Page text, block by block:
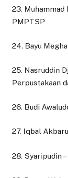
23. Muhammad
PMPTSP
24. Bayu
25. Nasruddin
Perpustakaan
26. Budi
27. Iqbal
28. Syaripudin